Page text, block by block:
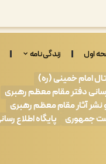
اول زندگی نامه
امام خمینی (ره)
رسانی دفتر مقام معظم رهبری
آثار مقام معظم رهبری
جمهوری
پایگاه اطلاع